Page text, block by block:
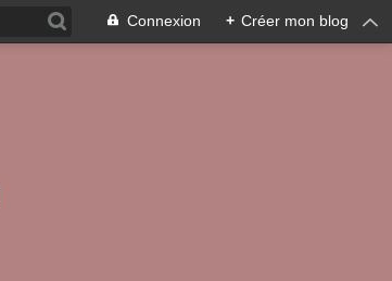
Connexion + Créer mon blog